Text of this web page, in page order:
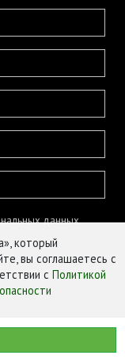
данных
который
вы соглашаетесь с
с Политикой